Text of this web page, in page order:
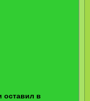
оставил в